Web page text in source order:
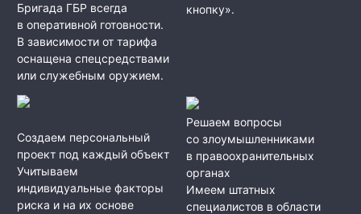
Бригада ГБР всегда
в оперативной готовности.
В зависимости от тарифа
оснащена спецсредствами
или служебным оружием.
кнопку».
Создаем персональный
проект под каждый объект
Учитываем
индивидуальные факторы
риска и на их основе
Решаем вопросы
со злоумышленниками
в правоохранительных
органах
Имеем штатных
специалистов в области